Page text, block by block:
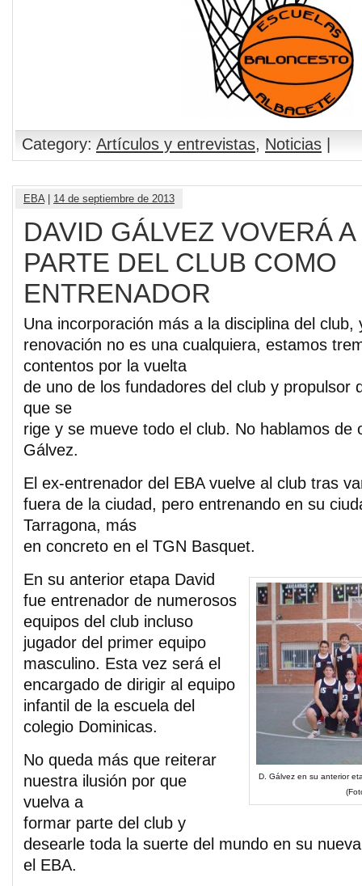
Category: Artículos y entrevistas, Noticias
EBA| 14 de septiembre de 2013
DAVID GÁLVEZ VOVERÁ
PARTE DEL CLUB COMO
ENTRENADOR
Una incorporación más a la disciplina del club,
renovación no es una cualquiera, estamos
contentos por la vuelta
de uno de los fundadores del club y propulsor
que se
rige y se mueve todo el club. No hablamos de
Gálvez.
El ex-entrenador del EBA vuelve al club tras
fuera de la ciudad, pero entrenando en su
Tarragona, más
en concreto en el TGN Basquet.
D. Gálvez en su anterior
En su anterior etapa David
fue entrenador de numerosos
equipos del club incluso
jugador del primer equipo
masculino. Esta vez será el
encargado de dirigir al equipo
infantil de la escuela del
colegio Dominicas.
No queda más que reiterar
nuestra ilusión por que
vuelva a
formar parte del club y
desearle toda la suerte del mundo en su
el EBA.